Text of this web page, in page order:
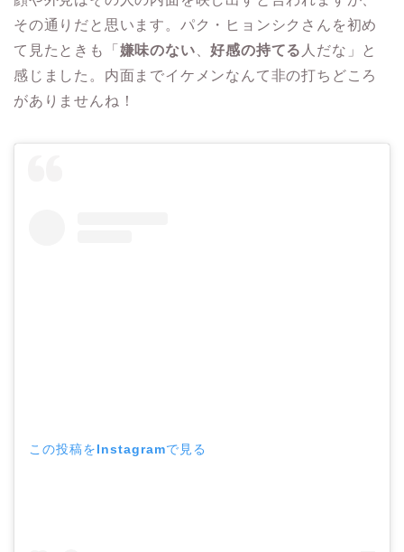
その通りだと思います。パク・ヒョンシクさんを初め
て見たときも「 嫌味のない 、好感の持てる 人だな」と
感じました。内面までイケメンなんて非の打ちどころ
がありませんね！
この投稿をInstagramで見る